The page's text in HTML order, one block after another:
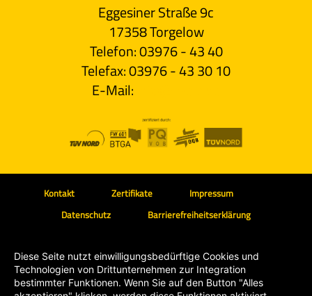
Eggesiner Straße 9c
17358 Torgelow
Telefon: 03976 - 43 40
Telefax: 03976 - 43 30 10
E-Mail:
Kontakt Zertifikate
Impressum
Datenschutz
Barrierefreiheitserklärung
Diese Seite nutzt einwilligungsbedürftige Cookies und
Technologien von Drittunternehmen zur Integration
bestimmter Funktionen. Wenn Sie auf den Button "Alles